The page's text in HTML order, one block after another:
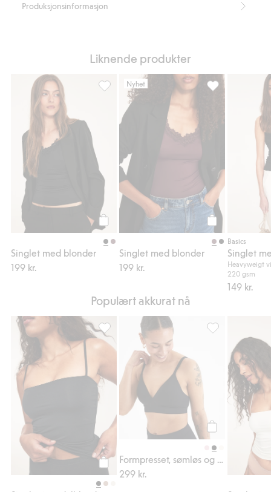
Produksjonsinformasjon
Liknende produkter
Legg til
Singlet med blonder
199 kr.
Singlet med blonder, Legg til i favoriter
Nyhet
Legg til
Singlet med blonder
199 kr.
Singlet med
Basics
Heavyweigt
220 gsm
149 kr.
Populært akkurat nå
Legg til
Singlet i modalblanding med innebygd
Legg til
Formpresset, sømløs og myk BH
299 kr.
Formpresset,